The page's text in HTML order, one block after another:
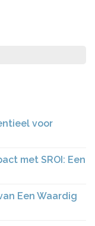
voor
met SROI: Een
Een Waardig